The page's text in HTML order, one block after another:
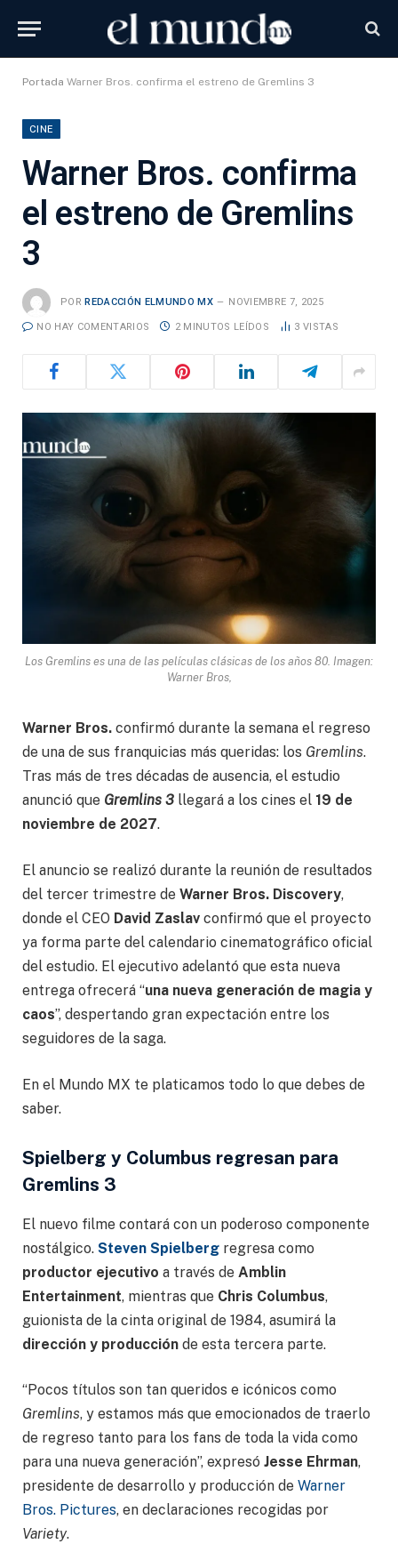
Portada Warner Bros. confirma el estreno de Gremlins 3
CINE
Warner Bros. confirma
el estreno de Gremlins
3
POR REDACCIÓN ELMUNDO MX NOVIEMBRE 7, 2025
NO HAY COMENTARIOS 2 MINUTOS LEÍDOS 3 VISTAS
Los Gremlins es una de las películas clásicas de los años 80. Imagen:
Warner Bros,
Warner Bros. confirmó durante la semana el regreso
de una de sus franquicias más queridas: los Gremlins.
Tras más de tres décadas de ausencia, el estudio
anunció que Gremlins 3 llegará a los cines el 19 de
noviembre de 2027.
El anuncio se realizó durante la reunión de resultados
del tercer trimestre de Warner Bros. Discovery,
donde el CEO David Zaslav confirmó que el proyecto
ya forma parte del calendario cinematográfico oficial
del estudio. El ejecutivo adelantó que esta nueva
entrega ofrecerá “una nueva generación de magia y
caos”, despertando gran expectación entre los
seguidores de la saga.
En el Mundo MX te platicamos todo lo que debes de
saber.
Spielberg y Columbus regresan para
Gremlins 3
El nuevo filme contará con un poderoso componente
nostálgico. Steven Spielberg regresa como
productor ejecutivo a través de Amblin
Entertainment, mientras que Chris Columbus,
guionista de la cinta original de 1984, asumirá la
dirección y producción de esta tercera parte.
“Pocos títulos son tan queridos e icónicos como
Gremlins, y estamos más que emocionados de traerlo
de regreso tanto para los fans de toda la vida como
para una nueva generación”, expresó Jesse Ehrman,
presidente de desarrollo y producción de Warner
Bros. Pictures, en declaraciones recogidas por
Variety.